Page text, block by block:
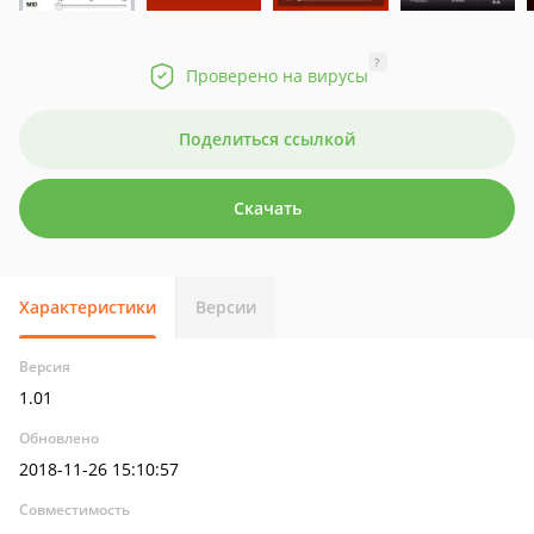
Проверено на вирусы
?
Поделиться ссылкой
Скачать
Характеристики Версии
Версия
1.01
Обновлено
2018-11-26 15:10:57
Совместимость